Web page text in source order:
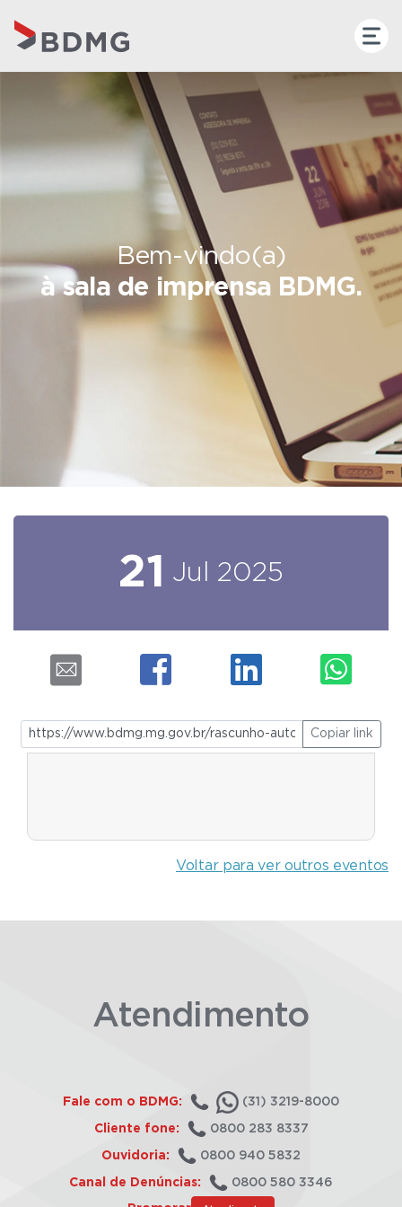
Bem-vindo(a)
à sala de imprensa BDMG.
21 Jul 2025
Copiar link
Voltar para ver outros eventos
Atendimento
Fale com o BDMG: (31) 3219-8000
Cliente fone: 0800 283 8337
Ouvidoria: 0800 940 5832
Canal de Denúncias: 0800 580 3346